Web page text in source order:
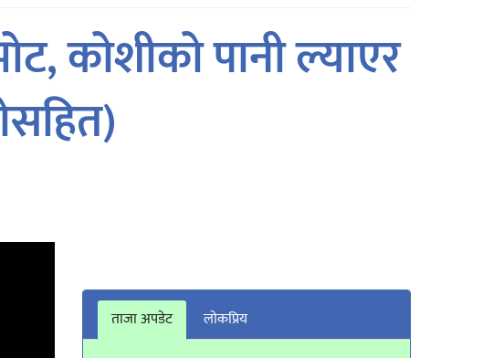
कोशीको पानी ल्याएर
ताजा अपडेट लाेकप्रिय